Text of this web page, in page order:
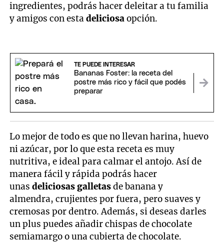
ingredientes, podrás hacer deleitar a tu familia
y amigos con estadeliciosaopción.
TE PUEDE INTERESAR
Bananas Foster: la receta del
postre más rico y fácil que podés
preparar
Lo mejor de todo es que no llevan harina, huevo
ni azúcar, por lo que esta receta es muy
nutritiva, e ideal para calmar el antojo. Así de
manera fácil y rápida podrás hacer
unasdeliciosas galletasde banana y
almendra, crujientes por fuera, pero suaves y
cremosas por dentro. Además, si deseas darles
un plus puedes añadir chispas de chocolate
semiamargo o una cubierta de chocolate.